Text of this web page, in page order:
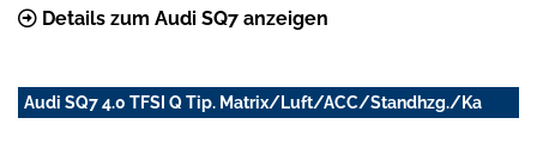
Details zum Audi SQ7 anzeigen
Audi SQ7 4.0 TFSI Q Tip. Matrix/Luft/ACC/Standhzg./Ka